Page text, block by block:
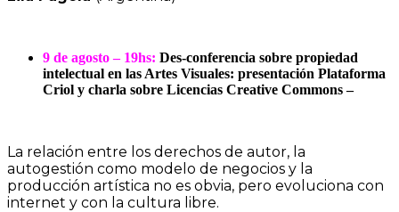
9 de agosto – 19hs: Des-conferencia sobre propiedad
intelectual en las Artes Visuales: presentación Plataforma
Criol y charla sobre Licencias Creative Commons –
La relación entre los derechos de autor, la
autogestión como modelo de negocios y la
producción artística no es obvia, pero evoluciona con
internet y con la cultura libre.